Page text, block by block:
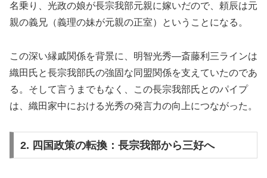
名乗り、光政の娘が長宗我部元親に嫁いだので、頼辰は元
親の義兄（義理の妹が元親の正室）ということになる。
この深い縁戚関係を背景に、明智光秀―斎藤利三ラインは
織田氏と長宗我部氏の強固な同盟関係を支えていたのであ
る。そして言うまでもなく、この長宗我部氏とのパイプ
は、織田家中における光秀の発言力の向上につながった。
2. 四国政策の転換：長宗我部から三好へ